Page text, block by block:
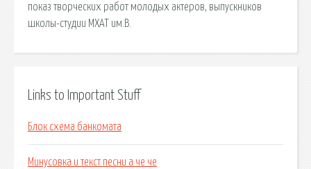
показ творческих работ молодых актеров, выпускников
школы-студии МХАТ им.В.
Links to Important Stuff
Блок схема банкомата
Минусовка и текст песни а че че